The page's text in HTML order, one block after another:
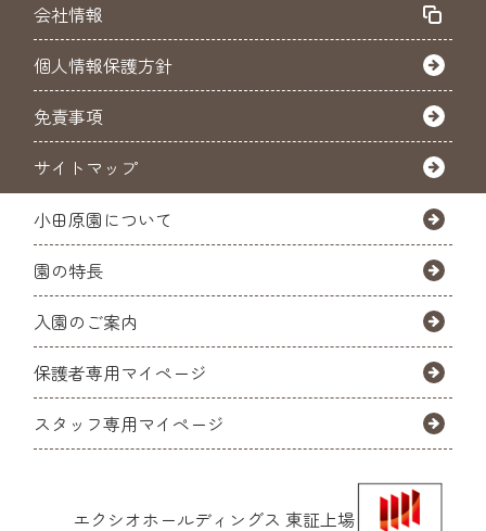
会社情報
個人情報保護方針
免責事項
サイトマップ
小田原園について
園の特長
入園のご案内
保護者専用マイページ
スタッフ専用マイページ
エクシオホールディングス 東証上場